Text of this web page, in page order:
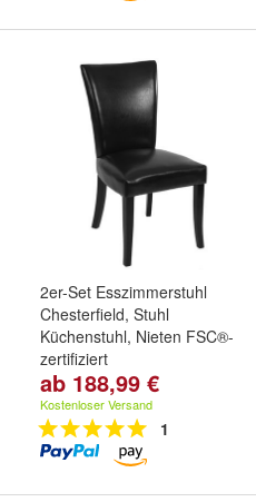
2er-Set Esszimmerstuhl
Chesterfield, Stuhl
Küchenstuhl, Nieten FSC®-
zertifiziert
Variante:Kunstleder, schwarz,
dunkle Beineund
creme, dunkle Beine
ab 188,99 €
Kostenloser Versand
1